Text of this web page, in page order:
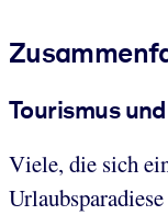
Tourismus
Viele, die sich